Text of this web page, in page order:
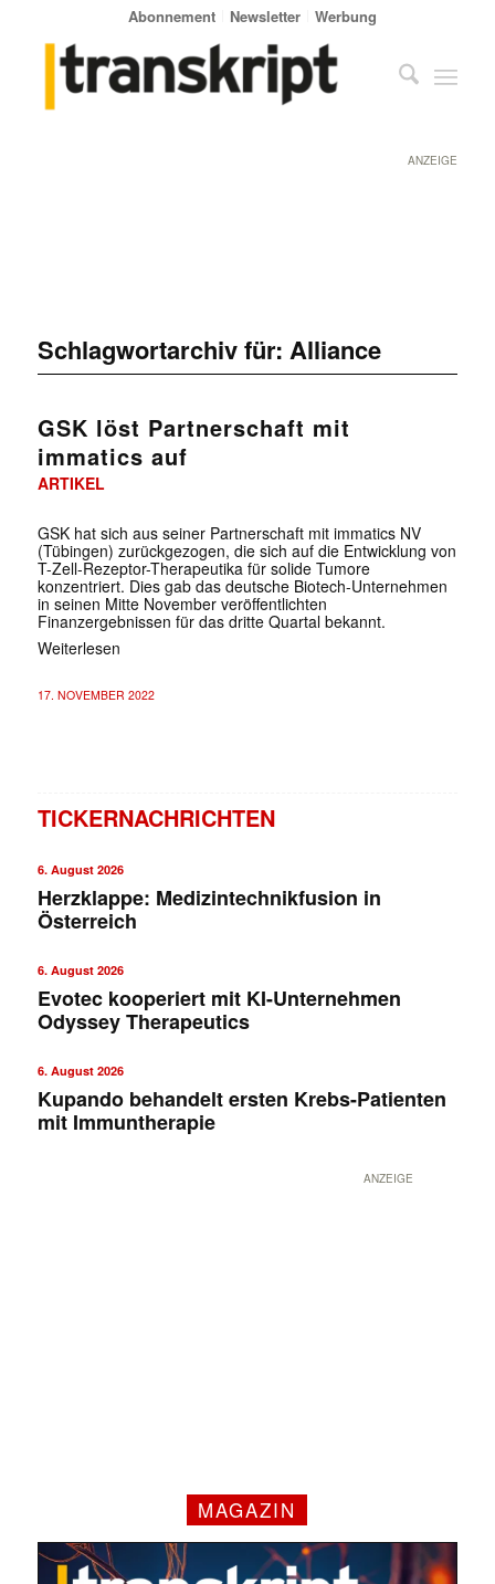
Abonnement Newsletter Werbung
ANZEIGE
Schlagwortarchiv für: Alliance
GSK löst Partnerschaft mit
immatics auf
ARTIKEL
GSK hat sich aus seiner Partnerschaft mit immatics NV
(Tübingen) zurückgezogen, die sich auf die Entwicklung von
T-Zell-Rezeptor-Therapeutika für solide Tumore
konzentriert. Dies gab das deutsche Biotech-Unternehmen
in seinen Mitte November veröffentlichten
Finanzergebnissen für das dritte Quartal bekannt.
Weiterlesen
17. NOVEMBER 2022
TICKERNACHRICHTEN
6. August 2026
Herzklappe: Medizintechnikfusion in
Österreich
6. August 2026
Evotec kooperiert mit KI-Unternehmen
Odyssey Therapeutics
6. August 2026
Kupando behandelt ersten Krebs-Patienten
mit Immuntherapie
ANZEIGE
MAGAZIN